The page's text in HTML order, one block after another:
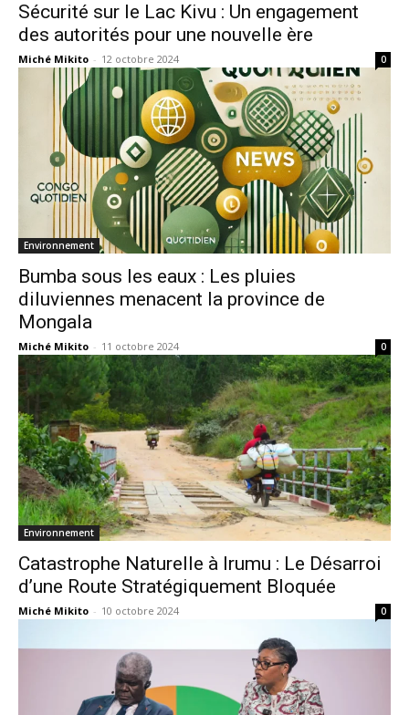
Sécurité sur le Lac Kivu : Un engagement
des autorités pour une nouvelle ère
Miché Mikito - 12 octobre 2024 0
Environnement
Bumba sous les eaux : Les pluies
diluviennes menacent la province de
Mongala
Miché Mikito - 11 octobre 2024 0
Environnement
Catastrophe Naturelle à Irumu : Le Désarroi
d’une Route Stratégiquement Bloquée
Miché Mikito - 10 octobre 2024 0